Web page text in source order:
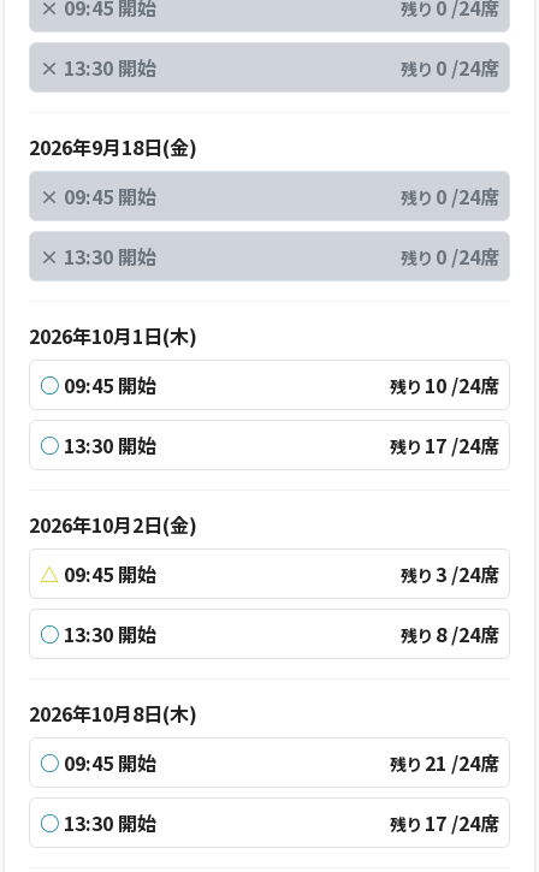
× 09:45 開始 残り0 /24席
× 13:30 開始 残り0 /24席
2026年9月18日(金)
× 09:45 開始 残り0 /24席
× 13:30 開始 残り0 /24席
2026年10月1日(木)
○ 09:45 開始 残り10 /24席
○ 13:30 開始 残り17 /24席
2026年10月2日(金)
△ 09:45 開始 残り3 /24席
○ 13:30 開始 残り8 /24席
2026年10月8日(木)
○ 09:45 開始 残り21 /24席
○ 13:30 開始 残り17 /24席